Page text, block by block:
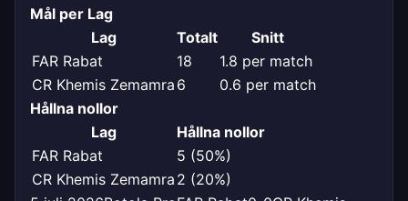
Mål per Lag
Lag
Totalt
Snitt
FAR Rabat
18
1.8 per match
CR Khemis Zemamra 6
0.6 per match
Hållna nollor
Lag
Hållna nollor
FAR Rabat
5 (50%)
CR Khemis Zemamra 2 (20%)